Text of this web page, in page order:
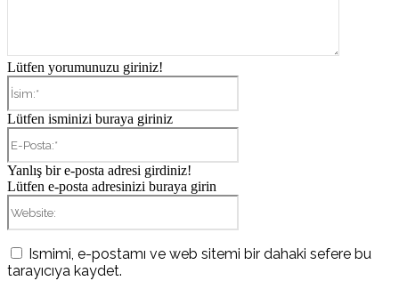
Lütfen yorumunuzu giriniz!
Lütfen isminizi buraya giriniz
Yanlış bir e-posta adresi girdiniz!
Lütfen e-posta adresinizi buraya girin
Ismimi, e-postamı ve web sitemi bir dahaki sefere bu
tarayıcıya kaydet.